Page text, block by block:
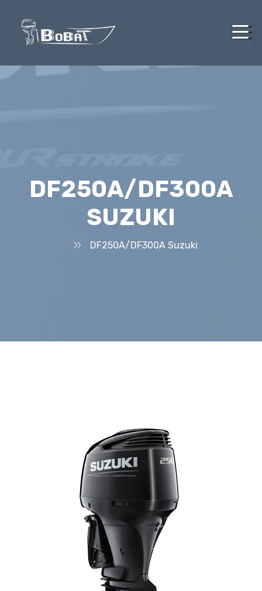
DF250A/DF300A
SUZUKI
DF250A/DF300A Suzuki